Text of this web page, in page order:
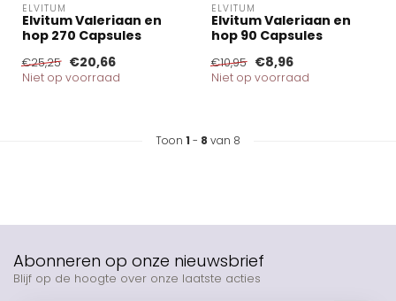
ELVITUM
Elvitum Valeriaan en
hop 270 Capsules
€25,25 €20,66
Niet op voorraad
ELVITUM
Elvitum Valeriaan en
hop 90 Capsules
€10,95 €8,96
Niet op voorraad
Toon 1 - 8 van 8
Abonneren op onze nieuwsbrief
Blijf op de hoogte over onze laatste acties